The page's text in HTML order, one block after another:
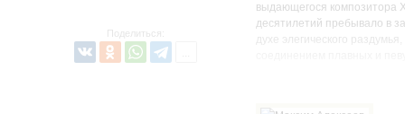
Поделиться:
выдающегося композитора
десятилетий пребывало в
духе элегического